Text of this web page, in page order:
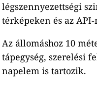
légszennyezettségi
térképeken és az
Az állomáshoz 10
tápegység, szerelési
napelem is tartozik.